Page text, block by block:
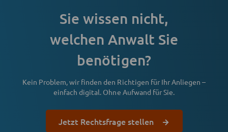
Sie wissen nicht,
welchen Anwalt Sie
benötigen?
Kein Problem, wir finden den Richtigen für Ihr Anliegen –
einfach digital. Ohne Aufwand für Sie.
Jetzt Rechtsfrage stellen